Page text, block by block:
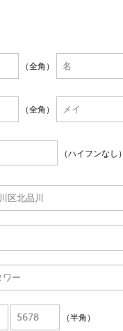
（全角）
（全角）
（ハイフンなし）
（半角）